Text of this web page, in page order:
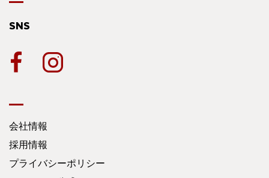
SNS
会社情報
採用情報
プライバシーポリシー